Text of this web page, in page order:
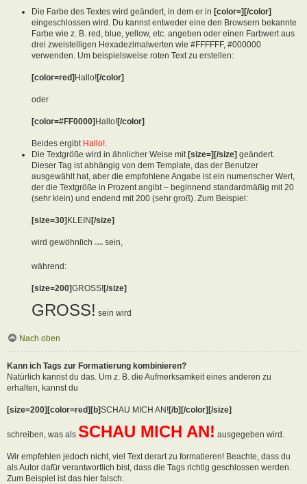
Die Farbe des Textes wird geändert, in dem er in [color=][/color]
eingeschlossen wird. Du kannst entweder eine den Browsern bekannte
Farbe wie z. B. red, blue, yellow, etc. angeben oder einen Farbwert aus
drei zweistelligen Hexadezimalwerten wie #FFFFFF, #000000
verwenden. Um beispielsweise roten Text zu erstellen:
[color=red]Hallo![/color]
oder
[color=#FF0000]Hallo![/color]
Beides ergibt Hallo!
Die Textgröße wird in ähnlicher Weise mit [size=][/size] geändert.
Dieser Tag ist abhängig von dem Template, das der Benutzer
ausgewählt hat, aber die empfohlene Angabe ist ein numerischer Wert,
der die Textgröße in Prozent angibt – beginnend standardmäßig mit 20
(sehr klein) und endend mit 200 (sehr groß). Zum Beispiel:
[size=30]KLEIN[/size]
wird gewöhnlich KLEIN sein,
während:
[size=200]GROSS![/size]
GROSS! sein wird
Nach oben
Kann ich Tags zur Formatierung kombinieren?
Natürlich kannst du das. Um z. B. die Aufmerksamkeit eines anderen zu
erhalten, kannst du
[size=200][color=red][b]SCHAU MICH AN![/b][/color][/size]
schreiben, was als SCHAU MICH AN! ausgegeben wird.
Wir empfehlen jedoch nicht, viel Text derart zu formatieren! Beachte, dass du
als Autor dafür verantwortlich bist, dass die Tags richtig geschlossen werden.
Zum Beispiel ist das hier falsch: